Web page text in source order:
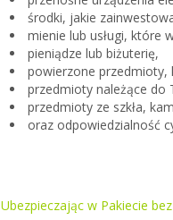
środki, jakie
mienie lub usługi, które
pieniądze lub biżuterię,
powierzone przedmioty,
przedmioty należące do
przedmioty ze szkła,
oraz odpowiedzialność
Ubezpieczając w Pakiecie